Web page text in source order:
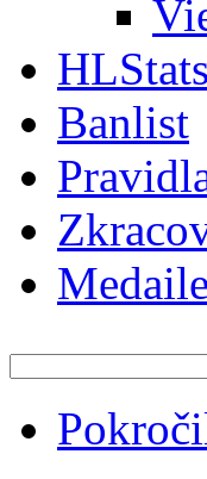
Banlist
Medaile